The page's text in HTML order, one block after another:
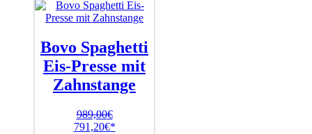
Bovo Spaghetti
Eis-Presse mit
Zahnstange
989,00€
Ursprünglicher
791,20€ Aktueller